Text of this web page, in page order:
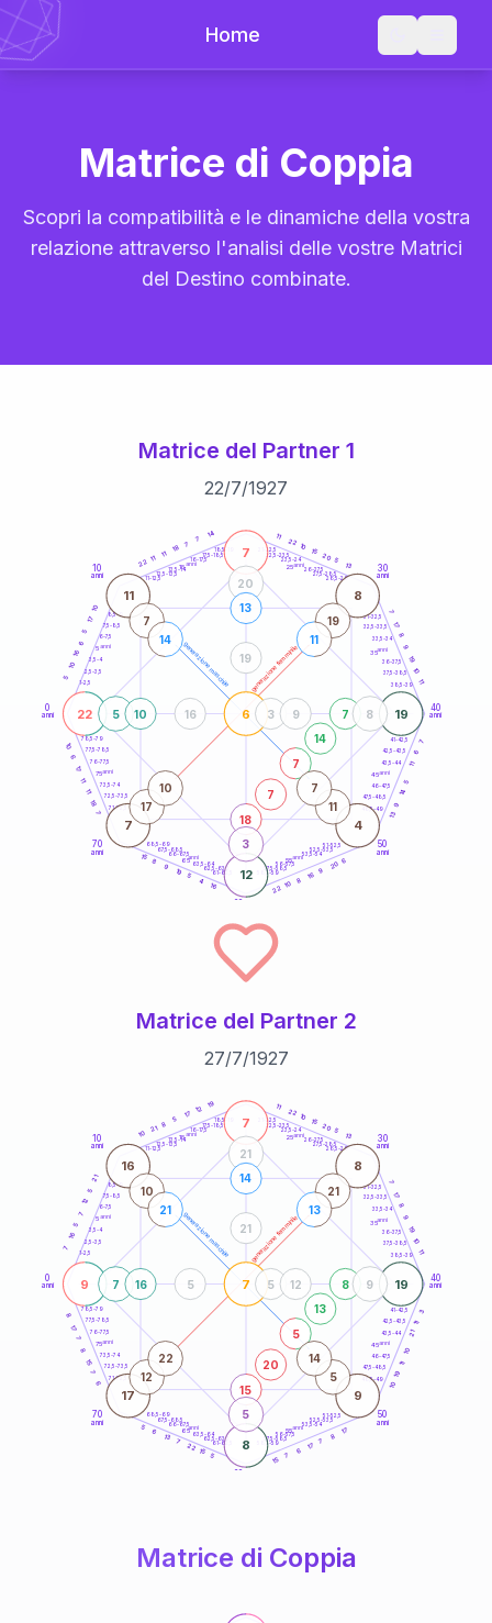
Home
Matrice di Coppia
Scopri la compatibilità e le dinamiche della vostra
relazione attraverso l'analisi delle vostre Matrici
del Destino combinate.
Matrice del Partner 1
22/7/1927
generazione maschile generazione femminile
0
anni
10
anni
30
anni
40
anni
50
anni
60
70
anni
1-2,5
2,5-3,5
3,5-4
6-7,5
7,5-8,5
8,5-9
11-12,5
12,5-13,5
13,5-14
16-17,5
17,5-18,5
18,5-19
21-22,5
22,5-23,5
23,5-24
26-27,5
27,5-28,5
28,5-29
31-32,5
32,5-33,5
33,5-34
36-37,5
37,5-38,5
38,5-39
41-42,5
42,5-43,5
43,5-44
46-47,5
47,5-48,5
48,5-49
51-52,5
52,5-53,5
53,5-54
56-57,5
57,5-58,5
58,5-59
61-62,5
62,5-63,5
63,5-64
66-67,5
67,5-68,5
68,5-69
71-72,5
72,5-73,5
73,5-74
76-77,5
77,5-78,5
78,5-79
5
10
16
6
5
17
10
22 11
11
18 7
7
14 11
22 10
15
20 5
13
7
17
8
9
19
10
11
7
6
11
5
14
9
13
6
20
9
16
8
10
22
16
4
5
19
9
8
15
7
18
11
11
17
6
10
22
7
19
12
6
11 8
7 4
18
7
7
14
7
5
20
8
3
10
13
3 9
16
19
7
14
19
11
17
10
11
7
5anni
15 anni 25anni
35anni
45anni
55anni
65anni
75anni
Matrice del Partner 2
27/7/1927
generazione maschile generazione femminile
0
anni
10
anni
30
anni
40
anni
50
anni
60
70
anni
1-2,5
2,5-3,5
3,5-4
6-7,5
7,5-8,5
8,5-9
11-12,5
12,5-13,5
13,5-14
16-17,5
17,5-18,5
18,5-19 21-22,5
22,5-23,5
23,5-24
26-27,5
27,5-28,5
28,5-29
31-32,5
32,5-33,5
33,5-34
36-37,5
37,5-38,5
38,5-39
41-42,5
42,5-43,5
43,5-44
46-47,5
47,5-48,5
48,5-49
51-52,5
52,5-53,5
53,5-54
56-57,5
57,5-58,5
58,5-59
61-62,5
62,5-63,5
63,5-64
66-67,5
67,5-68,5
68,5-69
71-72,5
72,5-73,5
73,5-74
76-77,5
77,5-78,5
78,5-79
7
16
5
7
12
5
21
10
21
8
5
17
12
19 11
22 10
15
20 5
13
7
17
8
9
19
10
11
3
11
21
10
11
19
10
17
8
7
17
6
7
15
5
15
22
7
13
6
5
6
7
15
8
7
17
8
9
7
19
8
7
16 8
17 9
15
20
5
13
8
7
21
9
5
16
14
5 12
5
21
10
21
21
13
12
22
5
14
5anni
15 anni 25anni
35anni
45anni
55anni
65anni
75anni
Matrice di Coppia